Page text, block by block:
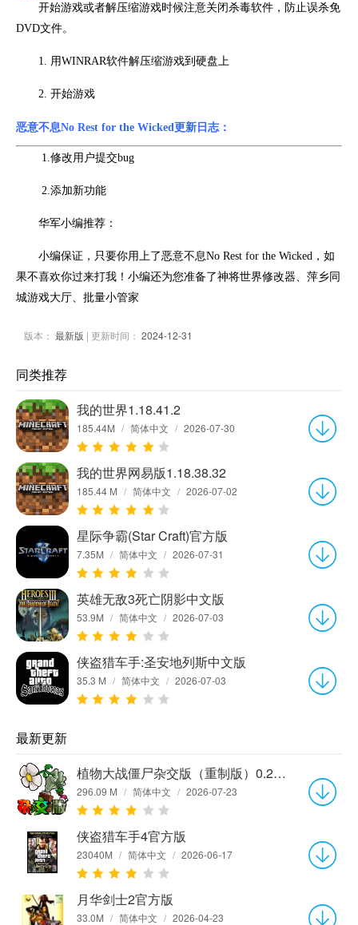
开始游戏或者解压缩游戏时候注意关闭杀毒软件，防止误杀免
DVD文件。
1. 用WINRAR软件解压缩游戏到硬盘上
2. 开始游戏
恶意不息No Rest for the Wicked更新日志：
1.修改用户提交bug
2.添加新功能
华军小编推荐：
小编保证，只要你用上了恶意不息No Rest for the Wicked，如
果不喜欢你过来打我！小编还为您准备了神将世界修改器、萍乡同
城游戏大厅、批量小管家
版本： 最新版 | 更新时间： 2024-12-31
同类推荐
我的世界1.18.41.2
185.44M / 简体中文 / 2026-07-30
我的世界网易版1.18.38.32
185.44 M / 简体中文 / 2026-07-02
星际争霸(Star Craft)官方版
7.35M / 简体中文 / 2026-07-31
英雄无敌3死亡阴影中文版
53.9M / 简体中文 / 2026-07-03
侠盗猎车手:圣安地列斯中文版
35.3 M / 简体中文 / 2026-07-03
最新更新
植物大战僵尸杂交版（重制版）0.25.0.0
296.09 M / 简体中文 / 2026-07-23
侠盗猎车手4官方版
23040M / 简体中文 / 2026-06-17
月华剑士2官方版
33.0M / 简体中文 / 2026-04-23